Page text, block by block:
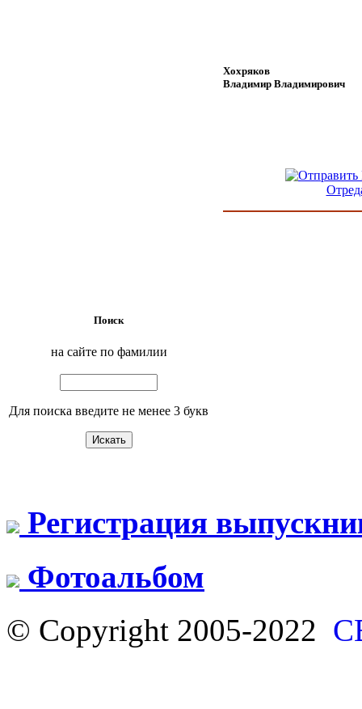
Хохряков
Владимир Владимирович
Поиск
на сайте по фамилии
Для поиска введите не менее 3 букв
Регистрация
Фотоальбом
© Copyright 2005-2022